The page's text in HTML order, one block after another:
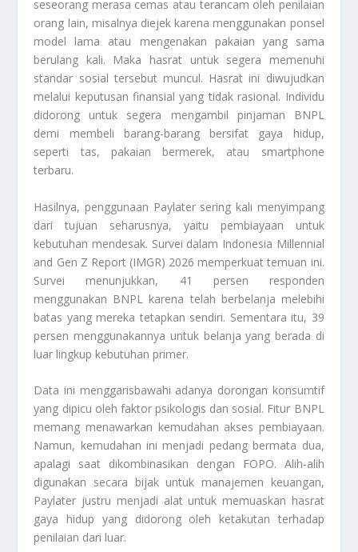
seseorang merasa cemas atau terancam oleh penilaian
orang lain, misalnya diejek karena menggunakan ponsel
model lama atau mengenakan pakaian yang sama
berulang kali. Maka hasrat untuk segera memenuhi
standar sosial tersebut muncul. Hasrat ini diwujudkan
melalui keputusan finansial yang tidak rasional. Individu
didorong untuk segera mengambil pinjaman BNPL
demi membeli barang-barang bersifat gaya hidup,
seperti tas, pakaian bermerek, atau smartphone
terbaru.
Hasilnya, penggunaan Paylatersering kali menyimpang
dari tujuan seharusnya, yaitu pembiayaan untuk
kebutuhan mendesak. Survei dalam Indonesia Millennial
and Gen Z Report(IMGR) 2026 memperkuat temuan ini.
Survei menunjukkan, 41 persen responden
menggunakan BNPL karena telah berbelanja melebihi
batas yang mereka tetapkan sendiri. Sementara itu, 39
persen menggunakannya untuk belanja yang berada di
luar lingkup kebutuhan primer.
Data ini menggarisbawahi adanya dorongan konsumtif
yang dipicu oleh faktor psikologis dan sosial. Fitur BNPL
memang menawarkan kemudahan akses pembiayaan.
Namun, kemudahan ini menjadi pedang bermata dua,
apalagi saat dikombinasikan dengan FOPO. Alih-alih
digunakan secara bijak untuk manajemen keuangan,
Paylater justru menjadi alat untuk memuaskan hasrat
gaya hidup yang didorong oleh ketakutan terhadap
penilaian dari luar.